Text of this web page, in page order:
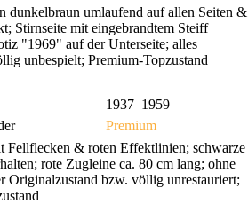
dunkelbraun umlaufend auf allen Seiten &
Stirnseite mit eingebrandtem Steiff
"1969" auf der Unterseite; alles
unbespielt; Premium-Topzustand
1937–1959
Premium
Fellflecken & roten Effektlinien; schwarze
rote Zugleine ca. 80 cm lang; ohne
bzw. völlig unrestauriert;